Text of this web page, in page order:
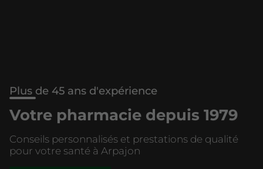
Plus de 45 ans d'expérience
Votre pharmacie depuis 1979
Conseils personnalisés et prestations de qualité
pour votre santé à Arpajon